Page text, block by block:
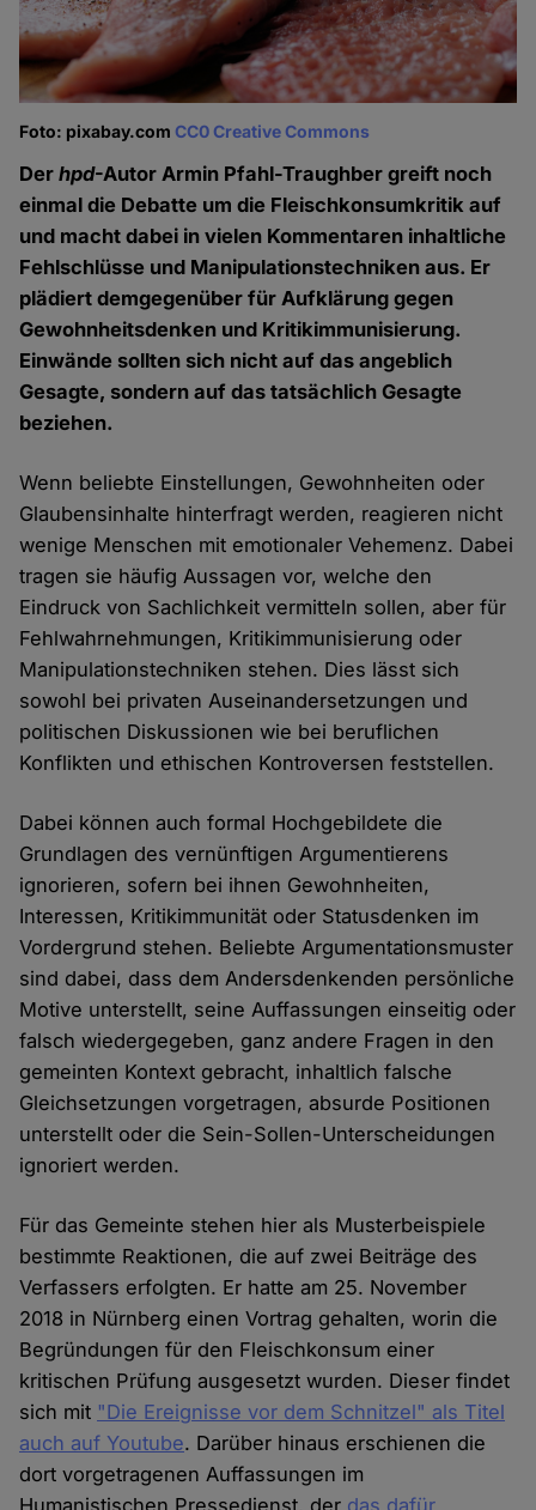
Foto: pixabay.comCC0 Creative Commons
Derhpd-Autor Armin Pfahl-Traughber greift noch
einmal die Debatte um die Fleischkonsumkritik auf
und macht dabei in vielen Kommentaren inhaltliche
Fehlschlüsse und Manipulationstechniken aus. Er
plädiert demgegenüber für Aufklärung gegen
Gewohnheitsdenken und Kritikimmunisierung.
Einwände sollten sich nicht auf das angeblich
Gesagte, sondern auf das tatsächlich Gesagte
beziehen.
Wenn beliebte Einstellungen, Gewohnheiten oder
Glaubensinhalte hinterfragt werden, reagieren nicht
wenige Menschen mit emotionaler Vehemenz. Dabei
tragen sie häufig Aussagen vor, welche den
Eindruck von Sachlichkeit vermitteln sollen, aber für
Fehlwahrnehmungen, Kritikimmunisierung oder
Manipulationstechniken stehen. Dies lässt sich
sowohl bei privaten Auseinandersetzungen und
politischen Diskussionen wie bei beruflichen
Konflikten und ethischen Kontroversen feststellen.
Dabei können auch formal Hochgebildete die
Grundlagen des vernünftigen Argumentierens
ignorieren, sofern bei ihnen Gewohnheiten,
Interessen, Kritikimmunität oder Statusdenken im
Vordergrund stehen. Beliebte Argumentationsmuster
sind dabei, dass dem Andersdenkenden persönliche
Motive unterstellt, seine Auffassungen einseitig oder
falsch wiedergegeben, ganz andere Fragen in den
gemeinten Kontext gebracht, inhaltlich falsche
Gleichsetzungen vorgetragen, absurde Positionen
unterstellt oder die Sein-Sollen-Unterscheidungen
ignoriert werden.
Für das Gemeinte stehen hier als Musterbeispiele
bestimmte Reaktionen, die auf zwei Beiträge des
Verfassers erfolgten. Er hatte am 25. November
2018 in Nürnberg einen Vortrag gehalten, worin die
Begründungen für den Fleischkonsum einer
kritischen Prüfung ausgesetzt wurden. Dieser findet
sich mit "Die Ereignisse vor dem Schnitzel" als Titel
auch auf Youtube. Darüber hinaus erschienen die
dort vorgetragenen Auffassungen im